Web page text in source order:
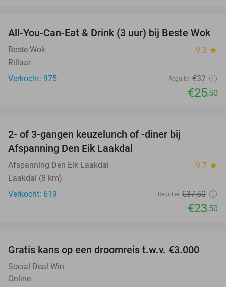
20%
All-You-Can-Eat & Drink (3 uur) bij Beste Wok
Beste Wok 9.3 star
Rillaar
Verkocht: 975
Regulier €32
€25,50
2- of 3-gangen keuzelunch of -diner bij
Afspanning Den Eik Laakdal
Afspanning Den Eik Laakdal 9.7 star
Laakdal (8 km)
Verkocht: 619
Regulier €37,50
€23,50
Gratis kans op een droomreis t.w.v. €3.000
Social Deal Win
Online